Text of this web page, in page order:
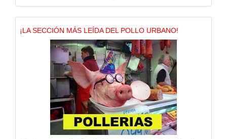
¡LA SECCIÓN MÁS LEÍDA DEL POLLO URBANO!